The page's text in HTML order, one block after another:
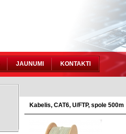
JAUNUMI KONTAKTI
Kabelis, CAT6, U/FTP, spole 500m